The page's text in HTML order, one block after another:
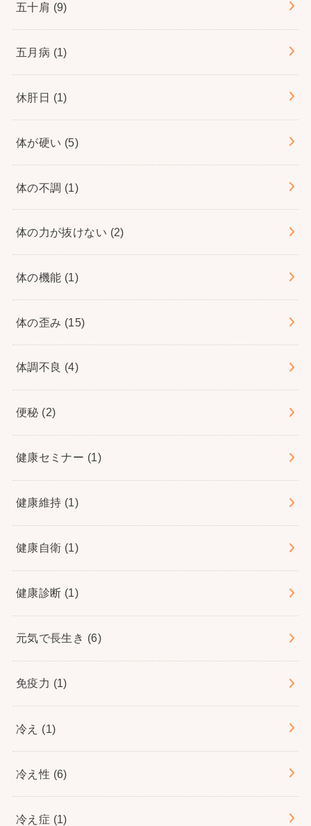
五十肩 (9)
五月病 (1)
休肝日 (1)
体が硬い (5)
体の不調 (1)
体の力が抜けない (2)
体の機能 (1)
体の歪み (15)
体調不良 (4)
便秘 (2)
健康セミナー (1)
健康維持 (1)
健康自衛 (1)
健康診断 (1)
元気で長生き (6)
免疫力 (1)
冷え (1)
冷え性 (6)
冷え症 (1)